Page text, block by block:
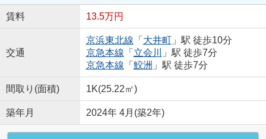
賃料 13.5万円
交通
京浜東北線 「 大井町」駅 徒歩10分
京急本線 「 立会川
」駅 徒歩7分
京急本線 「 鮫洲 」駅 徒歩7分
間取り(面積) 1K(25.22㎡)
築年月 2024年 4月(築2年)